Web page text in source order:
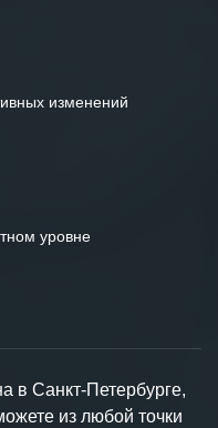
изменений
уровне
в Санкт-Петербурге,
из любой точки